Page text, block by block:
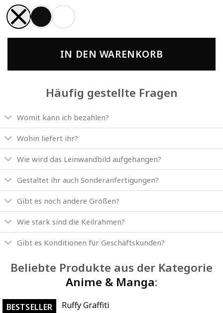
IN DEN WARENKORB
Häufig gestellte Fragen
Womit kann ich bezahlen?
Wohin liefert ihr?
Wie wird das Leinwandbild aufgehangen?
Gestaltet ihr auch Sonderanfertigungen?
Gibt es noch andere Größen?
Wie stark sind die Keilrahmen?
Gibt es Konditionen für Geschäftskunden?
Beliebte Produkte aus der Kategorie
Anime & Manga:
Ruffy Graffiti
BESTSELLER